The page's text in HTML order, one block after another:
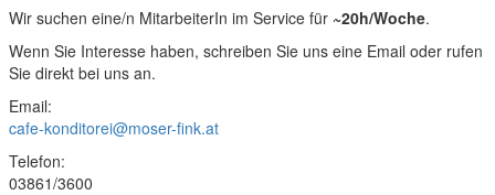
Wir suchen eine/n MitarbeiterIn im Service für ~20h/Woche.
Wenn Sie Interesse haben, schreiben Sie uns eine Email oder rufen
Sie direkt bei uns an.
Email:
cafe-konditorei@moser-fink.at
Telefon:
03861/3600